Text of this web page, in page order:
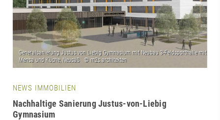
NEWS IMMOBILIEN
Nachhaltige Sanierung Justus-von-Liebig
Gymnasium